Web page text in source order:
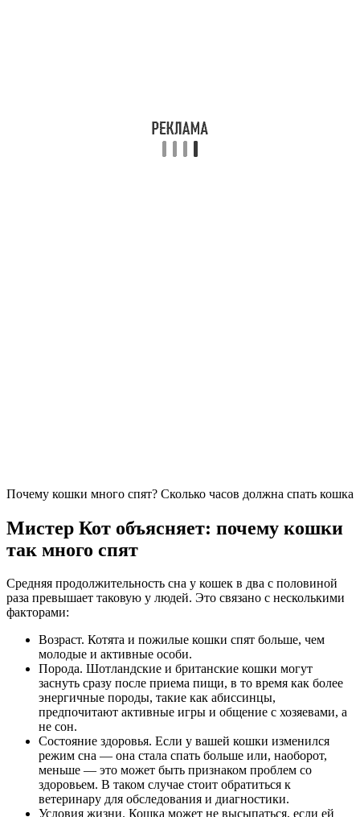
Почему кошки много спят? Сколько часов должна спать кошка
Мистер Кот объясняет: почему кошки
так много спят
Средняя продолжительность сна у кошек в два с половиной
раза превышает таковую у людей. Это связано с несколькими
факторами:
Возраст. Котята и пожилые кошки спят больше, чем
молодые и активные особи.
Порода. Шотландские и британские кошки могут
заснуть сразу после приема пищи, в то время как более
энергичные породы, такие как абиссинцы,
предпочитают активные игры и общение с хозяевами, а
не сон.
Состояние здоровья. Если у вашей кошки изменился
режим сна — она стала спать больше или, наоборот,
меньше — это может быть признаком проблем со
здоровьем. В таком случае стоит обратиться к
ветеринару для обследования и диагностики.
Условия жизни. Кошка может не высыпаться, если ей